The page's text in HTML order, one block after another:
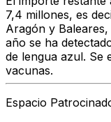
7,4 millones, es
Aragón y
año se ha
de lengua azul. Se
vacunas.
Espacio